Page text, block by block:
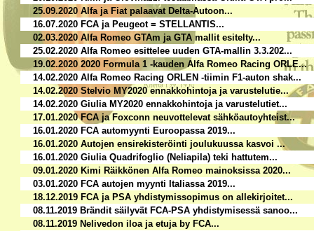
25.09.2020 Alfa ja Fiat palaavat Delta-Autoon...
16.07.2020 FCA ja Peugeot = STELLANTIS...
02.03.2020 Alfa Romeo GTAm ja GTA mallit esitelty...
25.02.2020 Alfa Romeo esittelee uuden GTA-mallin 3.3.202...
19.02.2020 2020 Formula 1 -kauden Alfa Romeo Racing ORLE...
14.02.2020 Alfa Romeo Racing ORLEN -tiimin F1-auton shak...
14.02.2020 Stelvio MY2020 ennakkohintoja ja varustelutie...
14.02.2020 Giulia MY2020 ennakkohintoja ja varustelutiet...
17.01.2020 FCA ja Foxconn neuvottelevat sähköautoyhteist...
16.01.2020 FCA automyynti Euroopassa 2019...
16.01.2020 Autojen ensirekisteröinti joulukuussa kasvoi ...
16.01.2020 Giulia Quadrifoglio (Neliapila) teki hattutem...
09.01.2020 Kimi Räikkönen Alfa Romeo mainoksissa 2020...
03.01.2020 FCA autojen myynti Italiassa 2019...
18.12.2019 FCA ja PSA yhdistymissopimus on allekirjoitet...
08.11.2019 Brändit säilyvät FCA-PSA yhdistymisessä sanoo...
08.11.2019 Nelivedon iloa ja etuja by FCA...